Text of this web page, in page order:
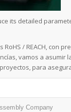
its detailed
/ REACH, con
vamos a asumir
para
Company